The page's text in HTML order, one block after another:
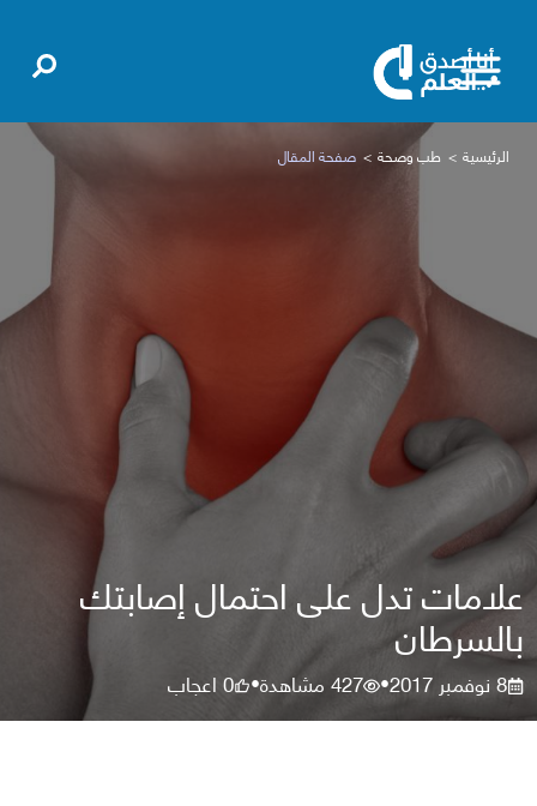
الرئيسية طب وصحة صفحة المقال
علامات تدل على احتمال إصابتك
بالسرطان
8 نوفمبر 2017 •
427مشاهدة•
0اعجاب